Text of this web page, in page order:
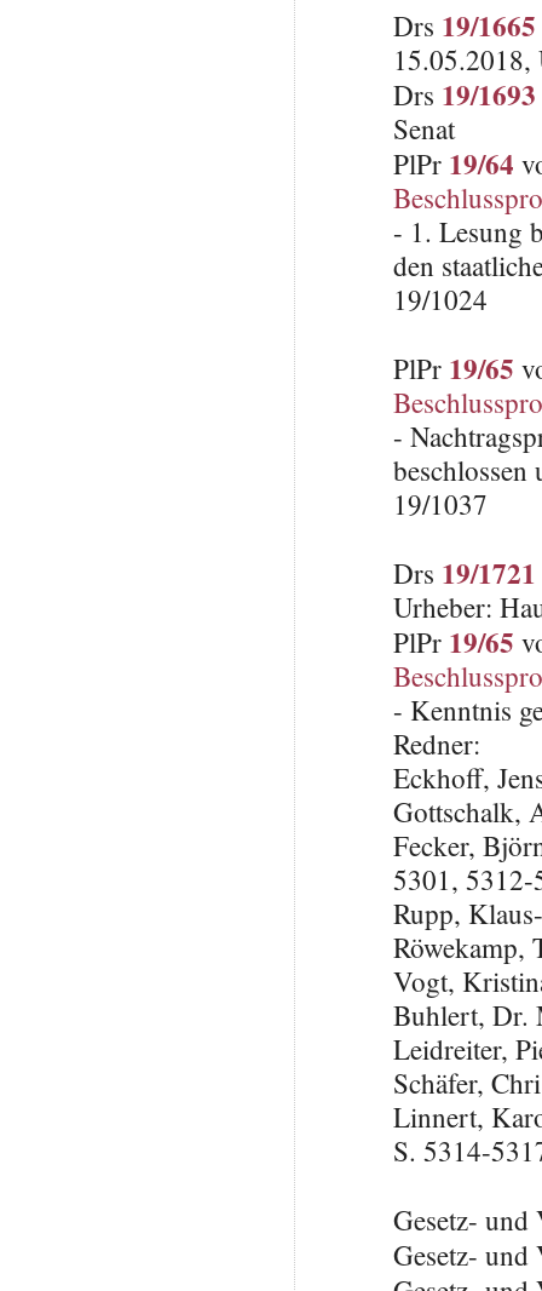
Drs 19/1665
15.05.2018,
Drs 19/1693
Senat
PlPr 19/64
- 1. Lesung
den
19/1024
PlPr 19/65
-
beschlossen
19/1037
Drs 19/1721
Urheber:
PlPr 19/65
- Kenntnis
Redner:
Eckhoff,
Gottschalk,
Fecker,
5301, 5312-
Rupp,
Röwekamp,
Vogt,
Buhlert, Dr.
Leidreiter,
Schäfer,
Linnert,
S. 5314-
Gesetz-
Gesetz-